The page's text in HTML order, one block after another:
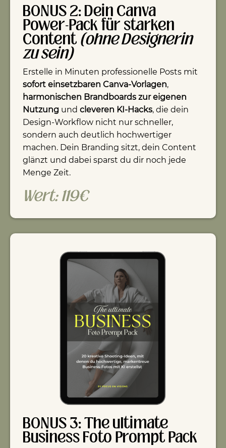
BONUS 2: Dein Canva
Power-Pack für starken
Content (ohne Designerin
zu sein)
Erstelle in Minuten professionelle Posts mit
sofort einsetzbaren Canva-Vorlagen,
harmonischen Brandboards zur eigenen
Nutzung und cleveren KI-Hacks, die dein
Design-Workflow nicht nur schneller,
sondern auch deutlich hochwertiger
machen. Dein Branding sitzt, dein Content
glänzt und dabei sparst du dir noch jede
Menge Zeit.
Wert: 119€
BONUS 3: The ultimate
Business Foto Prompt Pack